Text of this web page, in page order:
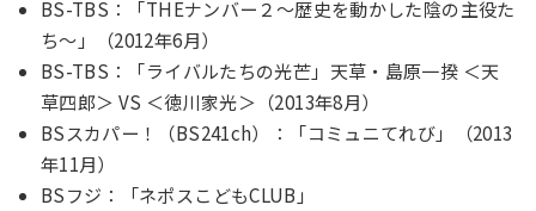
BS-TBS：「THEナンバー２～歴史を動かした陰の主役た
ち～」（2012年6月）
BS-TBS：「ライバルたちの光芒」天草・島原一揆 ＜天
草四郎＞ VS ＜徳川家光＞（2013年8月）
BSスカパー！（BS241ch）：「コミュニてれび」（2013
年11月）
BSフジ：「ネポスこどもCLUB」